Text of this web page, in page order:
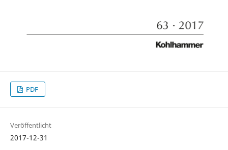
PDF
Veröffentlicht
2017-12-31